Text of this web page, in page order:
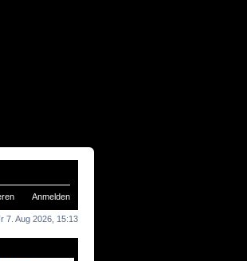
Anmelden
7. Aug 2026, 15:13